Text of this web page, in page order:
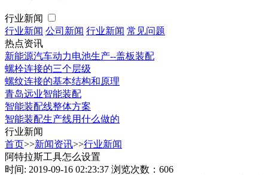
行业新闻
行业新闻 公司新闻 行业新闻 常见问题
热点资讯
新能源汽车动力电池生产--盖板装配
螺栓连接的三个层级
螺纹连接的基本结构和原理
青岛远业智能装配
智能装配线整体方案
智能装配生产线用什么做的
行业新闻
首页>>新闻资讯>>行业新闻
阿特拉斯工具怎么设置
时间: 2019-09-16 02:23:37 浏览次数：606